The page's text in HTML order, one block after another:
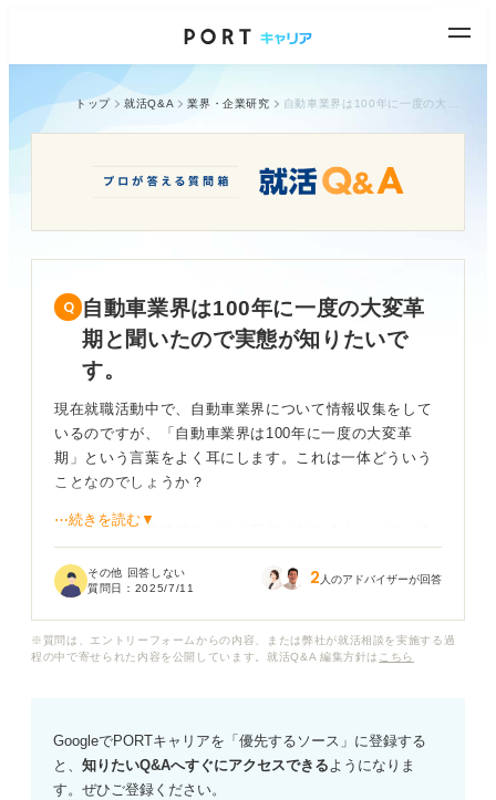
トップ 就活Q&A 業界・企業研究
自動車業界は100年に一度の大変革
期と聞いたので実態が知りたいで
す。
現在就職活動中で、自動車業界について情報収集をして
いるのですが、「自動車業界は100年に一度の大変革
期」という言葉をよく耳にします。これは一体どういう
ことなのでしょうか？
自動車業界で具体的にどんな変化が起ころうとしている
って、この変化は就職にどのように影響してくるのでし
⋯続きを読む▼
その他 回答しない
質問日： 2025/7/11 2 人のアドバイザーが回答
※質問は、エントリーフォームからの内容、または弊社が就活相談を実施する過
程の中で寄せられた内容を公開しています。就活Q&A 編集方針は こちら
GoogleでPORTキャリアを「優先するソース」に登録する
と、 知りたいQ&Aへすぐにアクセスできるようになりま
す。ぜひご登録ください。